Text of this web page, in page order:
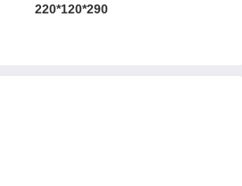
220*120*290